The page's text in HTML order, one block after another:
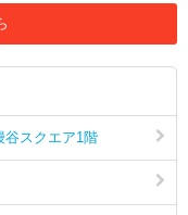
谷スクエア1階